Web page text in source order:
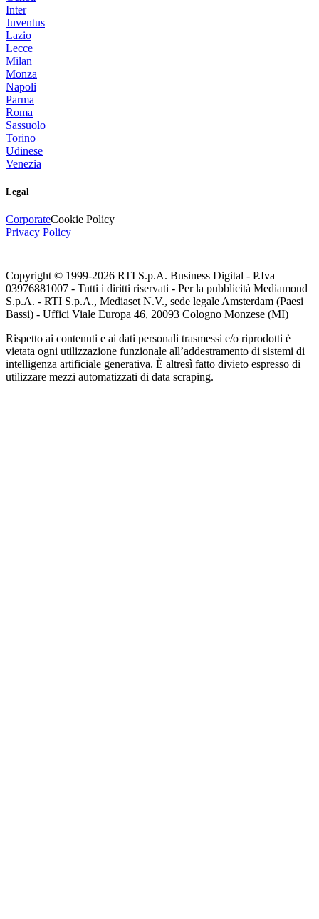
Inter
Juventus
Lazio
Lecce
Milan
Monza
Napoli
Parma
Roma
Sassuolo
Torino
Udinese
Venezia
Legal
CorporateCookie Policy
Privacy Policy
Copyright © 1999-2026 RTI S.p.A. Business Digital - P.Iva
03976881007 - Tutti i diritti riservati - Per la pubblicità Mediamond
S.p.A. - RTI S.p.A., Mediaset N.V., sede legale Amsterdam (Paesi
Bassi) - Uffici Viale Europa 46, 20093 Cologno Monzese (MI)
Rispetto ai contenuti e ai dati personali trasmessi e/o riprodotti è
vietata ogni utilizzazione funzionale all’addestramento di sistemi di
intelligenza artificiale generativa. È altresì fatto divieto espresso di
utilizzare mezzi automatizzati di data scraping.